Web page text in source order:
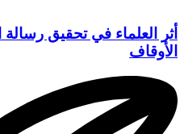
أثر العلماء في تحقيق
الأوقاف